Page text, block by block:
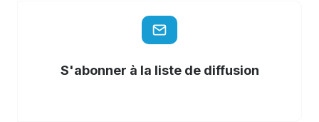
S'abonner à la liste de diffusion